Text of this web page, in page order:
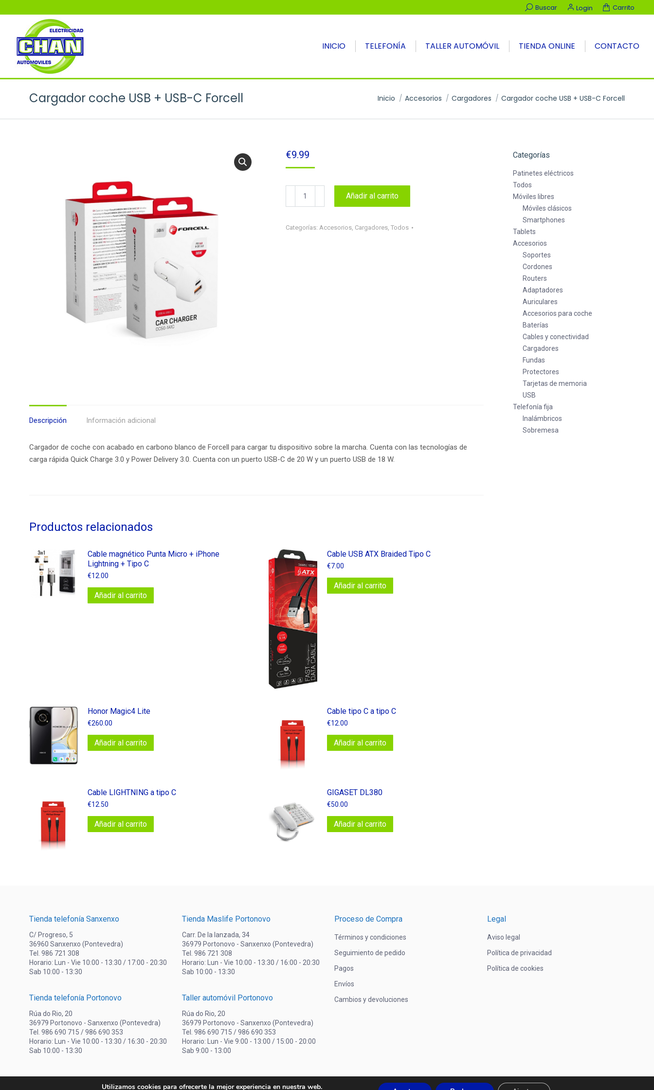
Buscar:
Buscar Login Carrito
INICIO TELEFONÍA TALLER AUTOMÓVIL TIENDA ONLINE CONTACTO
Cargador coche USB + USB-C Forcell Estás aquí:
Inicio Accesorios Cargadores Cargador coche USB + USB-C Forcell
€9.99
+
Añadir al carrito
Categorías: Accesorios, Cargadores, Todos
Descripción Información adicional
Cargador de coche con acabado en carbono blanco de Forcell para cargar tu dispositivo sobre la marcha. Cuenta con las tecnologías de
carga rápida Quick Charge 3.0 y Power Delivery 3.0. Cuenta con un puerto USB-C de 20 W y un puerto USB de 18 W.
Productos relacionados
Cable magnético Punta Micro + iPhone
Lightning + Tipo C
€12.00
Añadir al carrito
Cable​ USB​ ATX​ Braided​ Tipo​ C
€7.00
Añadir al carrito
Honor Magic4 Lite
€260.00
Añadir al carrito
Cable tipo C a tipo C
€12.00
Añadir al carrito
Cable LIGHTNING a tipo C
€12.50
Añadir al carrito
GIGASET DL380
€50.00
Añadir al carrito
Categorías
Patinetes eléctricos
Todos
Móviles libres
Móviles clásicos
Smartphones
Tablets
Accesorios
Soportes
Cordones
Routers
Adaptadores
Auriculares
Accesorios para coche
Baterías
Cables y conectividad
Cargadores
Fundas
Protectores
Tarjetas de memoria
USB
Telefonía fija
Inalámbricos
Sobremesa
Tienda telefonía Sanxenxo
C/ Progreso, 5
36960 Sanxenxo (Pontevedra)
Tel. 986 721 308
Horario: Lun - Vie 10:00 - 13:30 / 17:00 - 20:30
Sab 10:00 - 13:30
Tienda telefonía Portonovo
Rúa do Rio, 20
36979 Portonovo - Sanxenxo (Pontevedra)
Tel. 986 690 715 / 986 690 353
Horario: Lun - Vie 10:00 - 13:30 / 16:30 - 20:30
Sab 10:00 - 13:30
Tienda Maslife Portonovo
Carr. De la lanzada, 34
36979 Portonovo - Sanxenxo (Pontevedra)
Tel. 986 721 308
Horario: Lun - Vie 10:00 - 13:30 / 16:00 - 20:30
Sab 10:00 - 13:30
Taller automóvil Portonovo
Rúa do Rio, 20
36979 Portonovo - Sanxenxo (Pontevedra)
Tel. 986 690 715 / 986 690 353
Horario: Lun - Vie 9:00 - 13:00 / 15:00 - 20:00
Sab 9:00 - 13:00
Proceso de Compra
Términos y condiciones
Seguimiento de pedido
Pagos
Envíos
Cambios y devoluciones
Legal
Aviso legal
Política de privacidad
Política de cookies
Utilizamos cookies para ofrecerte la mejor experiencia en nuestra web.